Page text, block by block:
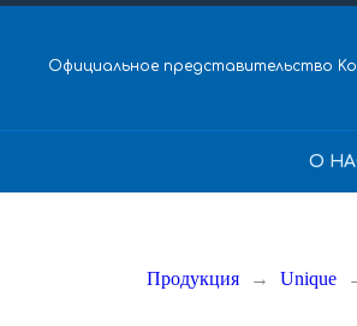
Официальное представительство
О
Продукция Unique